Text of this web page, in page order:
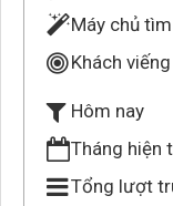
Máy chủ
Khách
Hôm nay
Tháng hiện
Tổng lượt